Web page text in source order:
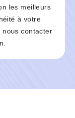
les meilleurs
à votre
nous contacter